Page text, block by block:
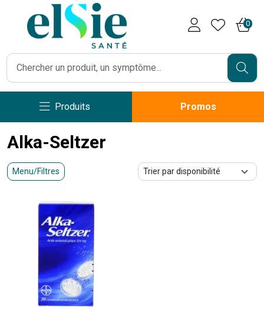
0
Produits Promos
Alka-Seltzer
Menu/Filtres